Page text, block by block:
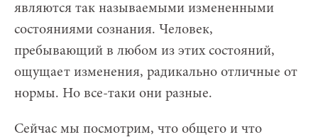
являются так называемыми измененными
состояниями сознания. Человек,
пребывающий в любом из этих состояний,
ощущает изменения, радикально отличные от
нормы. Но все-таки они разные.
Сейчас мы посмотрим, что общего и что